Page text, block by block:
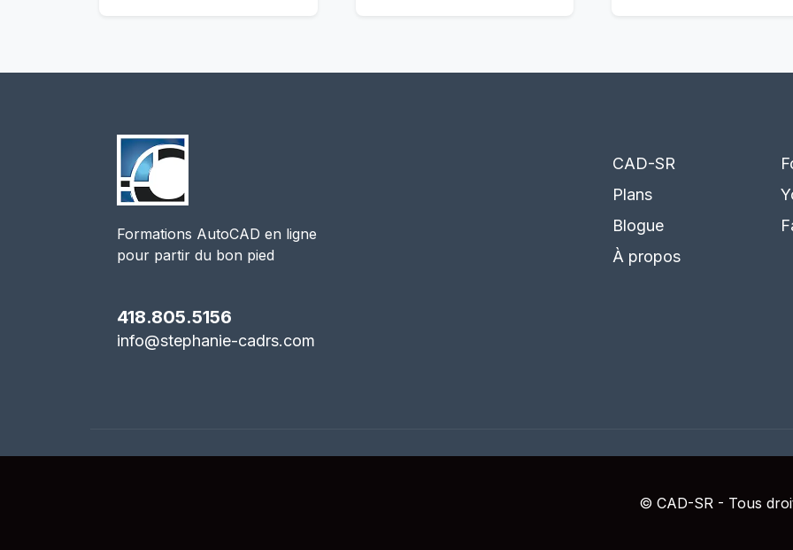
Formations AutoCAD en ligne
pour partir du bon pied
418.805.5156
info@stephanie-cadrs.com
CAD-SR
Plans
Blogue
À propos
© CAD-SR - Tous